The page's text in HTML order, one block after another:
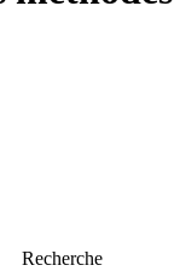
Recherche